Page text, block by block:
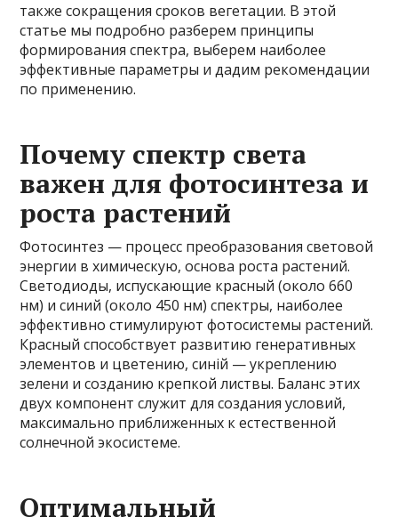
также сокращения сроков вегетации. В этой
статье мы подробно разберем принципы
формирования спектра, выберем наиболее
эффективные параметры и дадим рекомендации
по применению.
Почему спектр света
важен для фотосинтеза и
роста растений
Фотосинтез — процесс преобразования световой
энергии в химическую, основа роста растений.
Светодиоды, испускающие красный (около 660
нм) и синий (около 450 нм) спектры, наиболее
эффективно стимулируют фотосистемы растений.
Красный способствует развитию генеративных
элементов и цветению, синій — укреплению
зелени и созданию крепкой листвы. Баланс этих
двух компонент служит для создания условий,
максимально приближенных к естественной
солнечной экосистеме.
Оптимальный